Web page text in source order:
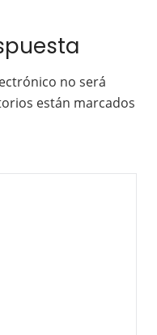
no será
están marcados